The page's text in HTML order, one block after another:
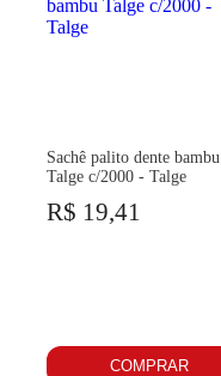
Sachê palito dente bambu
Talge c/2000 - Talge
R$ 19,41
COMPRAR